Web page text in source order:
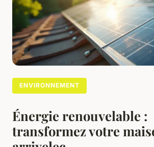
ENVIRONNEMENT
Énergie renouvelable :
transformez votre